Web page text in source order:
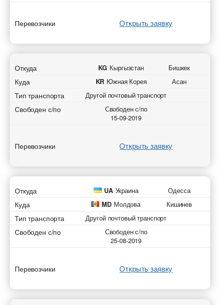
Перевозчики Открыть заявку
Откуда KG Кыргызстан Бишкек
Куда KR Южная Корея Асан
Тип транспорта Другой почтовый транспорт
Свободен с/по
Свободен с/по
15-09-2019
Перевозчики Открыть заявку
Откуда UA Украина Одесса
Куда MD Молдова Кишинев
Тип транспорта Другой почтовый транспорт
Свободен с/по
Свободен с/по
25-08-2019
Перевозчики Открыть заявку